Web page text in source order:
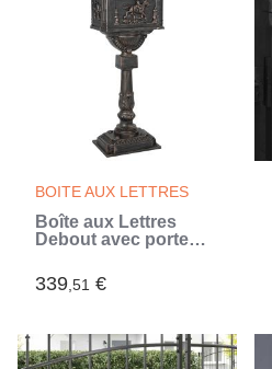
BOITE AUX LETTRES
Boîte aux Lettres
Debout avec porte
117 cm
339,51 €